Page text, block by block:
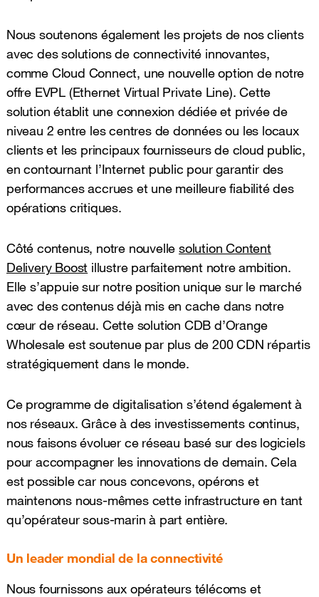
Nous soutenons également les projets de nos clients
avec des solutions de connectivité innovantes,
comme Cloud Connect, une nouvelle option de notre
offre EVPL (Ethernet Virtual Private Line). Cette
solution établit une connexion dédiée et privée de
niveau 2 entre les centres de données ou les locaux
clients et les principaux fournisseurs de cloud public,
en contournant l’Internet public pour garantir des
performances accrues et une meilleure fiabilité des
opérations critiques.
Côté contenus, notre nouvellesolution Content
Delivery Boost illustre parfaitement notre ambition.
Elle s’appuie sur notre position unique sur le marché
avec des contenus déjà mis en cache dans notre
cœur de réseau. Cette solution CDB d’Orange
Wholesale est soutenue par plus de 200 CDN répartis
stratégiquement dans le monde.
Ce programme de digitalisation s’étend également à
nos réseaux. Grâce à des investissements continus,
nous faisons évoluer ce réseau basé sur des logiciels
pour accompagner les innovations de demain. Cela
est possible car nous concevons, opérons et
maintenons nous-mêmes cette infrastructure en tant
qu’opérateur sous-marin à part entière.
Un leader mondial de la connectivité
Nous fournissons aux opérateurs télécoms et